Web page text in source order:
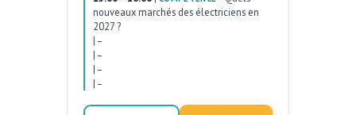
nouveaux marchés des électriciens en
2027 ?
| –
| –
| –
| –